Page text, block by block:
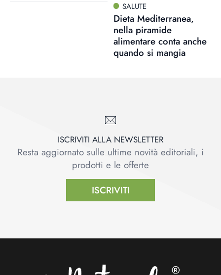
SALUTE
Dieta Mediterranea,
nella piramide
alimentare conta anche
quando si mangia
ISCRIVITI ALLA NEWSLETTER
Resta aggiornato sulle ultime novità editoriali, i
prodotti e le offerte
ISCRIVITI